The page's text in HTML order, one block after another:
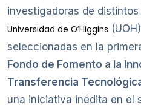
investigadoras de
Universidad de O’Higgins
seleccionadas en la
Fondo de Fomento a la
Transferencia
una iniciativa inédita en el